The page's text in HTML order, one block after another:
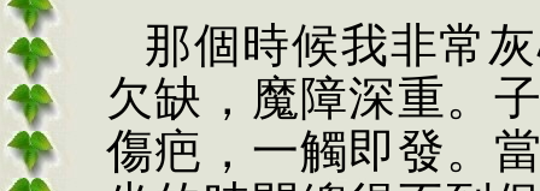
那個時候我非常
欠缺，魔障深重。
傷疤，一觸即發。